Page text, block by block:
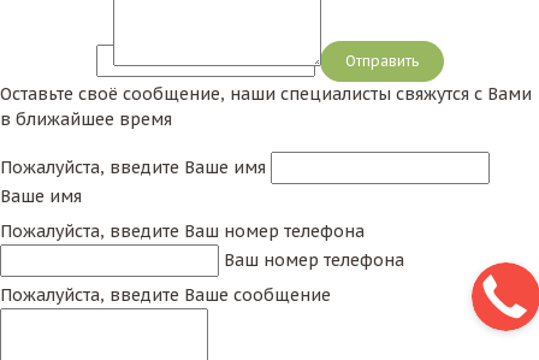
Сообщение
Оставьте своё сообщение, наши специалисты свяжутся с Вами
в ближайшее время
Пожалуйста, введите Ваше имя
Ваше имя
Пожалуйста, введите Ваш номер телефона
Ваш номер телефона
Пожалуйста, введите Ваше сообщение